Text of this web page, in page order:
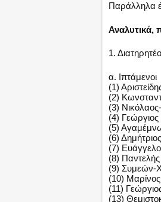
Παράλληλα
Αναλυτικά,
1.
α. Ιπτάμενοι
(1)
(2)
(3)
(4)
(5)
(6)
(7)
(8)
(9) Συμεών-
(10)
(11)
(13)